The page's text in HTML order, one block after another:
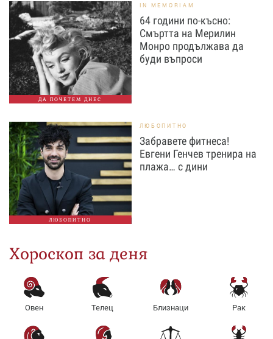
ДА ПОЧЕТЕМ ДНЕС
IN MEMORIAM
64 години по-късно:
Смъртта на Мерилин
Монро продължава да
буди въпроси
ЛЮБОПИТНО
ЛЮБОПИТНО
Забравете фитнеса!
Евгени Генчев тренира на
плажа… с дини
Хороскоп за деня
Овен Телец Близнаци Рак